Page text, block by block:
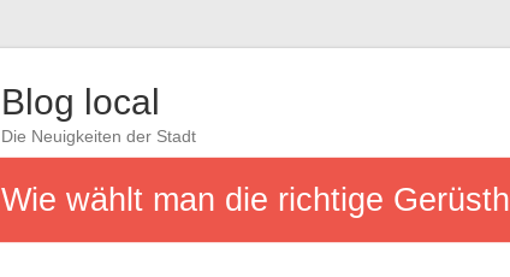
Blog local
Die Neuigkeiten der Stadt
Wie wählt man die richtige